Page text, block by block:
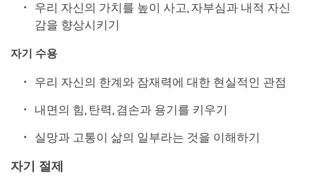
우리 자신의 가치를 높이 사고, 자부심과 내적 자신
감을 향상시키기
자기 수용
우리 자신의 한계와 잠재력에 대한 현실적인 관점
내면의 힘, 탄력, 겸손과 용기를 키우기
실망과 고통이 삶의 일부라는 것을 이해하기
자기 절제